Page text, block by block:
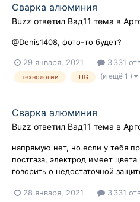
Сварка алюминия
Buzz ответил Вад11 тема в
@Denis1408, фото-то будет?
29 января, 2021 3 331
технологии TIG (и ещё 1 )
Сварка алюминия
Buzz ответил Вад11 тема в
напрямую нет, но если у тебя
постгаза, электрод имеет
говорить о недостаточной
28 января, 2021 3 331